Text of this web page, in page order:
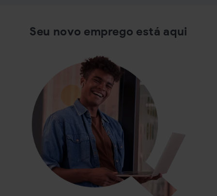
Seu novo emprego está aqui